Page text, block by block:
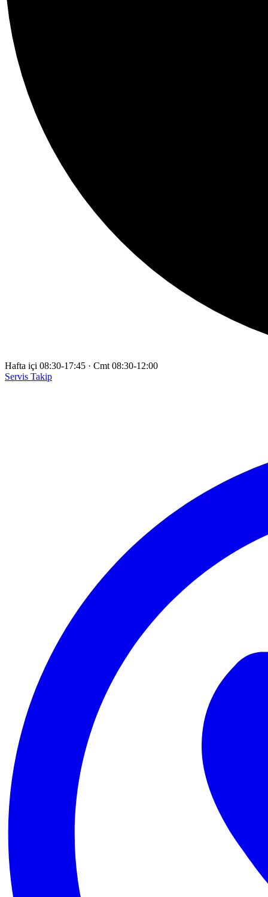
Hafta içi 08:30-17:45 · Cmt 08:30-12:00
Servis Takip